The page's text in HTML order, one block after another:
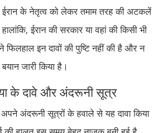
ईरान के नेतृत्व को लेकर तमाम तरह की अटकलें
ईरान की सरकार या वहां की किसी भी
इन दावों की पुष्टि नहीं की है और न
जारी किया है।
के दावे और अंदरूनी सूत्र
अपने अंदरूनी सूत्रों के हवाले से यह दावा किया